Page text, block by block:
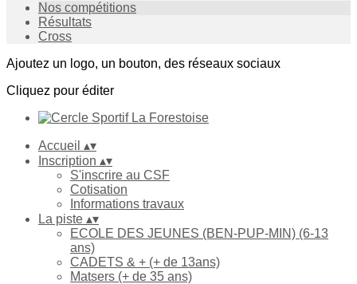
Nos compétitions
Résultats
Cross
Ajoutez un logo, un bouton, des réseaux sociaux
Cliquez pour éditer
Accueil ▴▾
Inscription ▴▾
S'inscrire au CSF
Cotisation
Informations travaux
La piste ▴▾
ECOLE DES JEUNES (BEN-PUP-MIN) (6-13
ans)
CADETS & + (+ de 13ans)
Matsers (+ de 35 ans)